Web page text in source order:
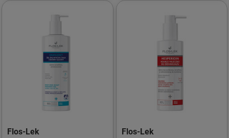
Flos-Lek Flos-Lek